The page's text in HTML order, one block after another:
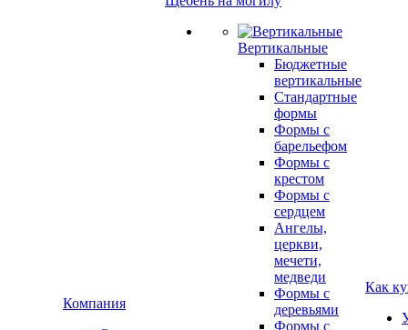
Компания
Вертикальные
Бюджетные
вертикальные
Стандартные
формы
Формы с
барельефом
Формы с
крестом
Формы с
сердцем
Ангелы,
церкви,
мечети,
медведи
Формы с
деревьями
Формы с
Как